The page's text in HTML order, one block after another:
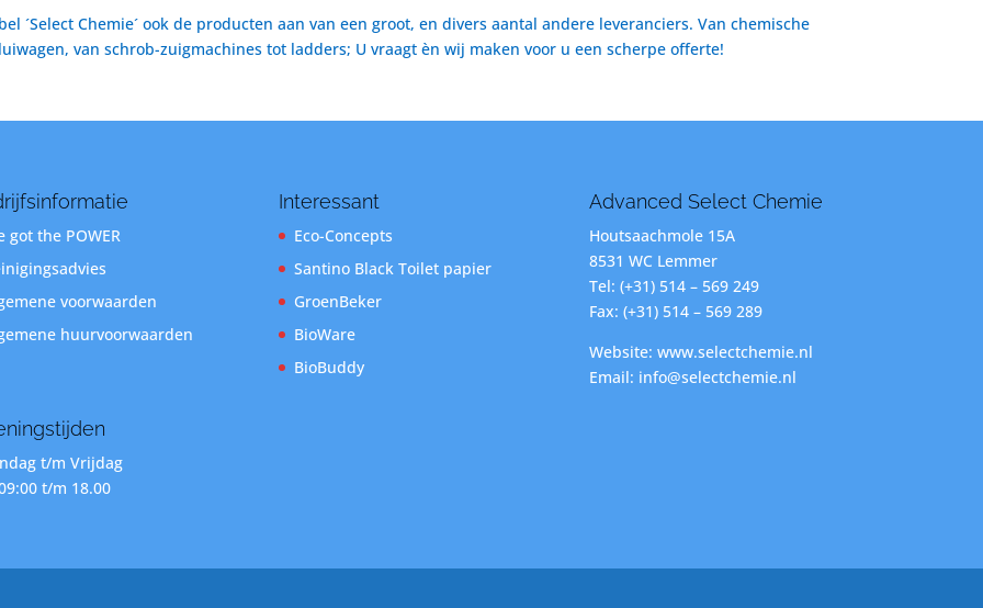
´Select Chemie´ ook de producten aan van een groot, en divers aantal andere leveranciers. Van chemische
van schrob-zuigmachines tot ladders; U vraagt èn wij maken voor u een scherpe offerte!
got the POWER
voorwaarden
huurvoorwaarden
t/m Vrijdag
t/m 18.00
Interessant
Eco-Concepts
Santino Black Toilet papier
GroenBeker
BioWare
BioBuddy
Advanced Select Chemie
Houtsaachmole 15A
8531 WC Lemmer
Tel: (+31) 514 – 569 249
Fax: (+31) 514 – 569 289
Website: www.selectchemie.nl
Email: info@selectchemie.nl